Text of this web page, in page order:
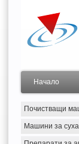
Начало
Почистващи
Машини за